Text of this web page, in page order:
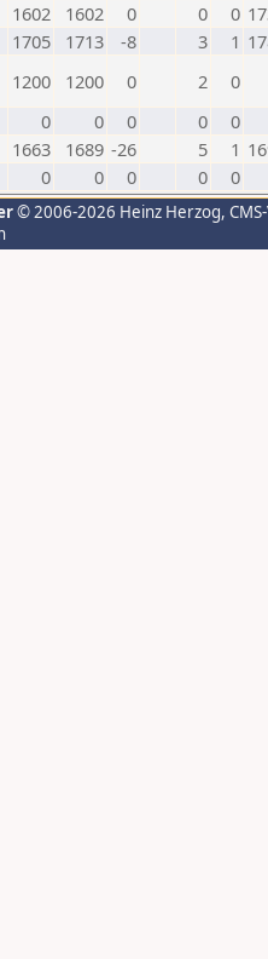
1602 1602 0 0 0
1705 1713 -8 3 1
1200 1200 0 2
0
0 0 0 0
0
1663 1689 -26 5 1
0 0 0 0 0
© 2006-2026 Heinz Herzog,